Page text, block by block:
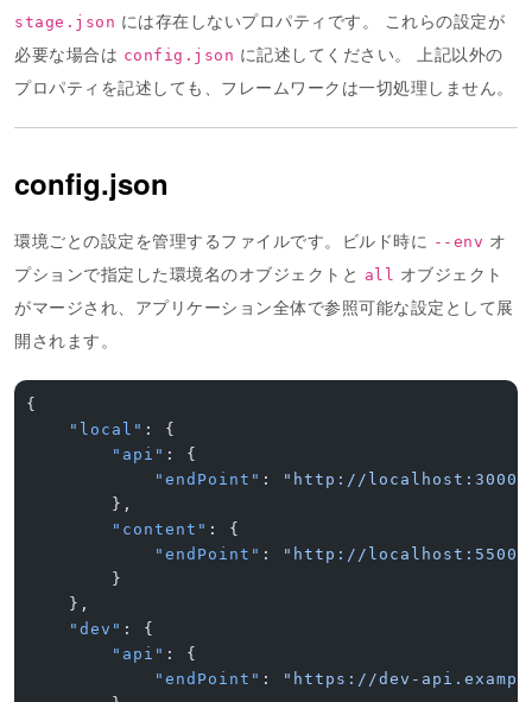
stage.json には存在しないプロパティです。 これらの設定が
必要な場合は config.json に記述してください。 上記以外の
プロパティを記述しても、フレームワークは一切処理しません。
config.json
環境ごとの設定を管理するファイルです。ビルド時に --env オ
プションで指定した環境名のオブジェクトと all オブジェクト
がマージされ、アプリケーション全体で参照可能な設定として展
開されます。
{
    "local"
: {
        "api"
: {
            "endPoint"
:
"http://
        },
        "content"
: {
            "endPoint"
:
"http://
        }
    },
    "dev"
: {
        "api"
: {
            "endPoint"
:
"https://dev-